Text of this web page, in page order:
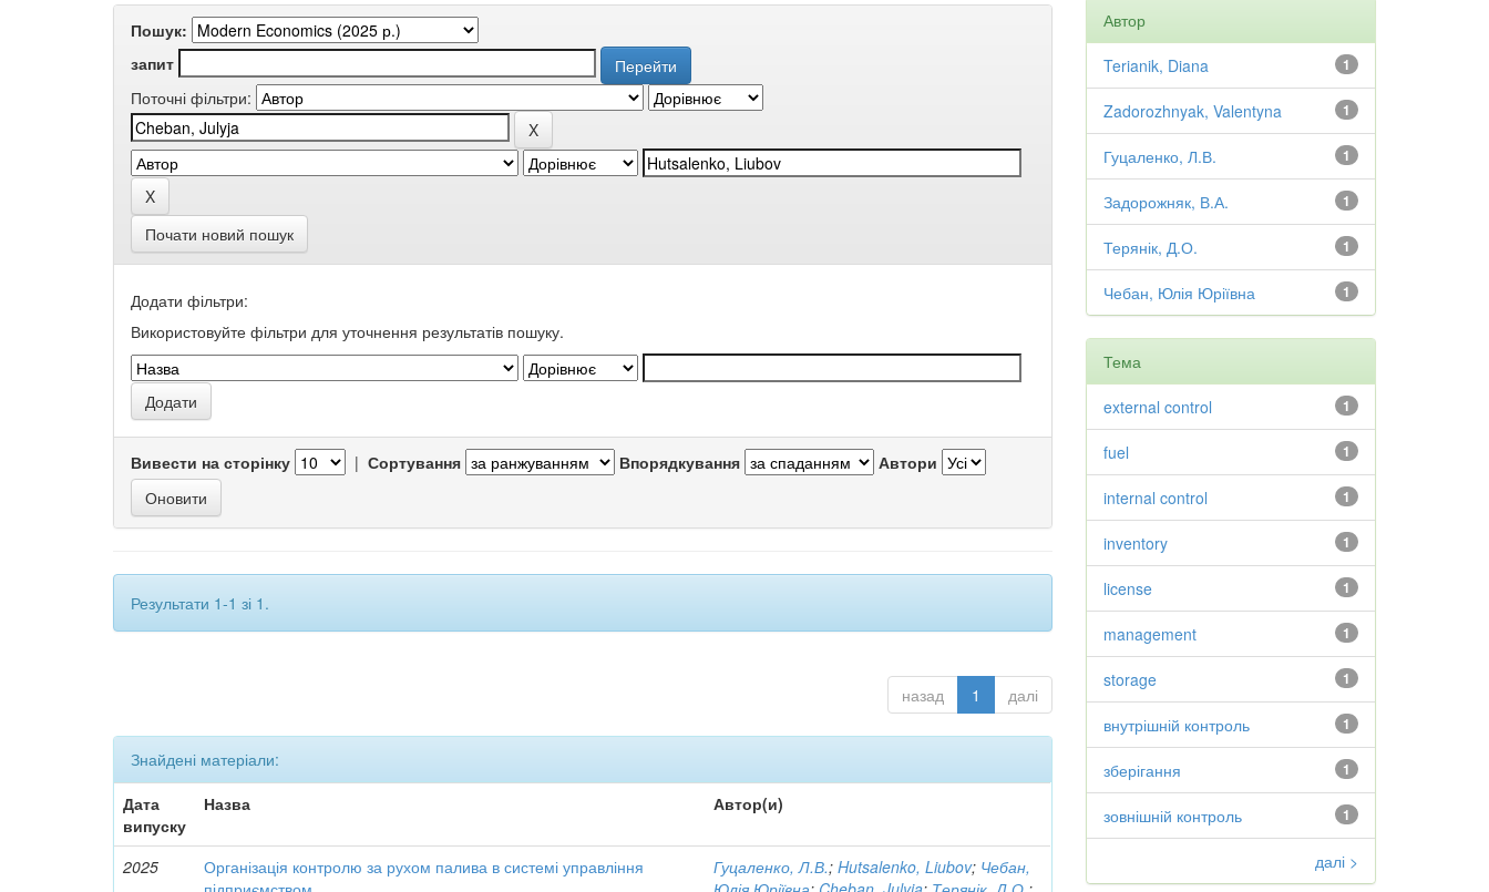
Пошук:
запит
Поточні фільтри:
Почати новий пошук
Додати фільтри:
Використовуйте фільтри для уточнення результатів пошуку.
Вивести на сторінку | Сортування Впорядкування Автори
Результати 1-1 зі 1.
назад 1 далі
Знайдені матеріали:
Дата
випуску
Назва Автор(и)
2025
Організація контролю за рухом палива в системі управління
Гуцаленко, Л.В.;Hutsalenko, Liubov; Чебан,
Автор
1
Terianik, Diana
1
Zadorozhnyak, Valentyna
1
Гуцаленко, Л.В.
1
Задорожняк, В.А.
1
Терянік, Д.О.
1
Чебан, Юлія Юріївна
Тема
1
external control
1
fuel
1
internal control
1
inventory
1
license
1
management
1
storage
1
внутрішній контроль
1
зберігання
1
зовнішній контроль
далі >